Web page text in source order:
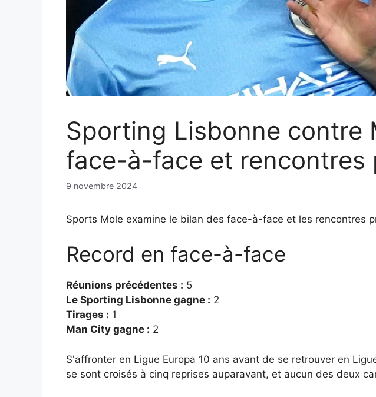
Sporting Lisbonne contre
face-à-face et rencontres
9 novembre 2024
Sports Mole examine le bilan des face-à-face et les rencontres
Record en face-à-face
Réunions précédentes : 5
Le Sporting Lisbonne gagne : 2
Tirages : 1
Man City gagne : 2
S'affronter en Ligue Europa 10 ans avant de se retrouver en
se sont croisés à cinq reprises auparavant, et aucun des deux